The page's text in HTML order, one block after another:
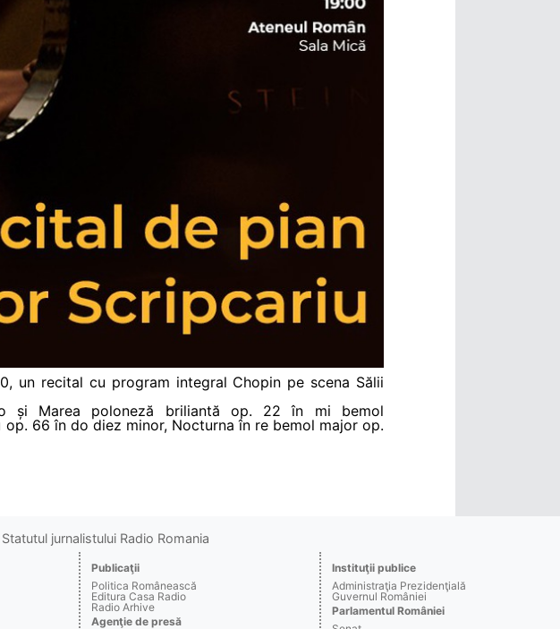
un recital cu program integral Chopin pe scena Sălii
și Marea poloneză briliantă op. 22 în mi bemol
66 în do diez minor, Nocturna în re bemol major op.
Statutul jurnalistului Radio Romania
Publicaţii
Politica Românească
Editura Casa Radio
Radio Arhive
Agenţie de presă
Instituţii publice
Administraţia Prezidenţială
Guvernul României
Parlamentul României